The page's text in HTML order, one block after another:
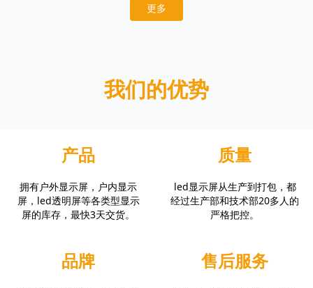
更多
我们的优势
产品
拥有户外显示屏，户内显示
屏，led透明屏等各类型显示
屏的库存，最快3天交货。
质量
led显示屏从生产到打包，都
经过生产部和技术部20多人的
严格把控。
品牌 售后服务